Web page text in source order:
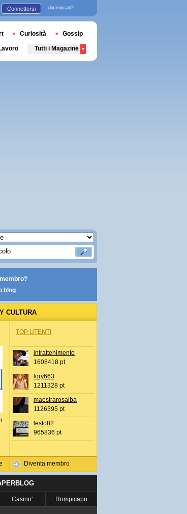
blog
CULTURA
TOP UTENTI
intrattenimento
1608418 pt
lory663
1211328 pt
maestrarosalba
1126395 pt
lesto82
965836 pt
Diventa membro
Casino' Rompicapo
Connettersi dimenticati?
Curiosità Gossip
Tutti i Magazine